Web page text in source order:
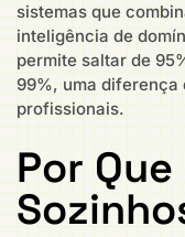
sistemas que
inteligência de
permite saltar de
99%, uma diferença
profissionais.
Por